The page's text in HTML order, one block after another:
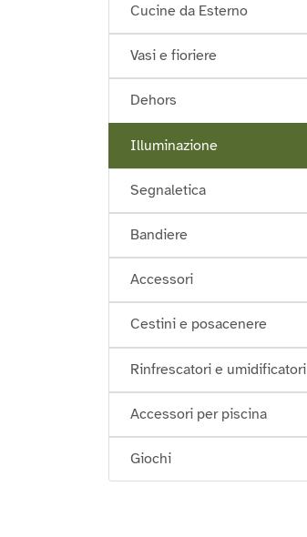
Cucine da Esterno
Vasi e fioriere
Dehors
Illuminazione
Segnaletica
Bandiere
Accessori
Cestini e posacenere
Rinfrescatori e umidificatori
Accessori per piscina
Giochi